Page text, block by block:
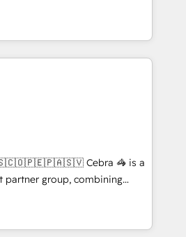
27001 certified, reinforcing
security and compliance. At
results. Founded in
across Spain, LATAM, and
companies in building
and customer success
we combine human insight
to drive sustainable
team designs solutions
boost performance, and
🌍 Highlights •
2012 • 2022 EMEA Impact
industries • Proprietary
• Multilingual team:
Cebra 🦓 is a
partner group, combining
and media expertise across
Europe, with teams
in Chile, we combine local